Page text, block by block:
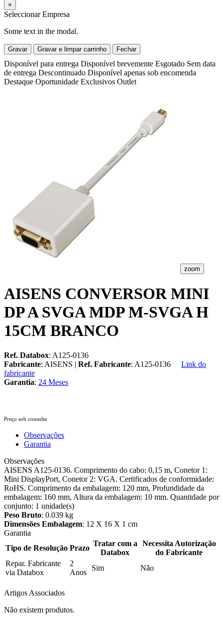
×
Seleccionar Empresa
Some text in the modal.
Gravar Gravar e limpar carrinho Fechar
Disponível para entrega Disponível brevemente Esgotado Sem data
de entrega Descontinuado Disponível apenas sob encomenda
Destaque Oportunidade Exclusivos Outlet
zoom
AISENS CONVERSOR MINI
DP A SVGA MDP M-SVGA H
15CM BRANCO
Ref. Databox: A125-0136
Fabricante: AISENS | Ref. Fabricante: A125-0136
Link do
fabricante
Garantia: 24 Meses
Preço sob consulta
Observações
Garantia
Observações
AISENS A125-0136. Comprimento do cabo: 0,15 m, Conetor 1:
Mini DisplayPort, Conetor 2: VGA. Certificados de conformidade:
RoHS. Comprimento da embalagem: 120 mm, Profundidade da
embalagem: 160 mm, Altura da embalagem: 10 mm. Quantidade por
conjunto: 1 unidade(s)
Peso Bruto: 0.039 kg
Dimensões Embalagem: 12 X 16 X 1 cm
Garantia
Tipo de Resolução Prazo
Tratar com a
Databox
Necessita Autorização
do Fabricante
Repar. Fabricante
via Databox
2
Anos
Sim Não
Artigos Associados
Não existem produtos.